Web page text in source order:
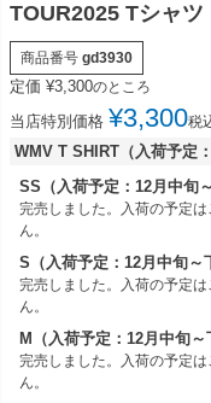
TOUR2025 Tシャツ
商品番号 gd3930
定価 ¥3,300のところ
当店特別価格 ¥3,300税
WMV T SHIRT（入荷予定
SS（入荷予定：12月中旬
完売しました。入荷の予定
ん。
S（入荷予定：12月中旬～
完売しました。入荷の予定
ん。
M（入荷予定：12月中旬～
完売しました。入荷の予定
ん。